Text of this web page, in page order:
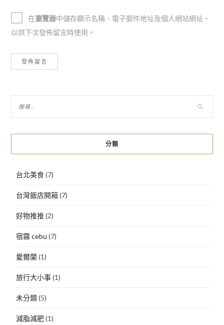
在瀏覽器中儲存顯示名稱、電子郵件地址及個人網站網址，
以供下次發佈留言時使用。
分類
台北美食(7)
台灣飯店開箱(7)
好物推推 (2)
宿霧 cebu (7)
愛爾蘭(1)
旅行大小事(1)
未分類(5)
減脂減肥(1)